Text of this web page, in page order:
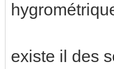
existe il des